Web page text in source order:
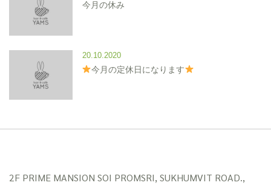
今月の休み
20.10.2020
今月の定休日になります
2F PRIME MANSION SOI PROMSRI, SUKHUMVIT ROAD.,